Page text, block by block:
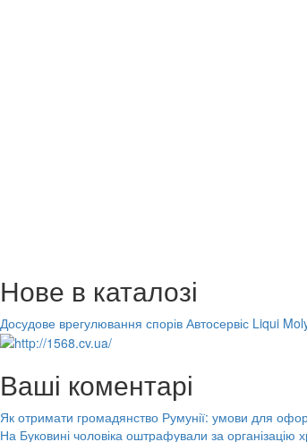
Нове в каталозі
Досудове врегулювання спорів Автосервіс Liqui
Ваші коментарі
Як отримати громадянство Румунії: умови для
На Буковині чоловіка оштрафували за